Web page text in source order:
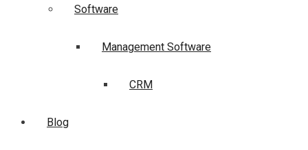
Software
Management Software
CRM
Blog